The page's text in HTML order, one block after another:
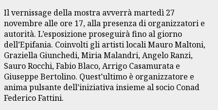
Il vernissage della mostra avverrà martedì 27
novembre alle ore 17, alla presenza di organizzatori e
autorità. L’esposizione proseguirà fino al giorno
dell’Epifania. Coinvolti gli artisti locali Mauro Maltoni,
Graziella Giunchedi, Miria Malandri, Angelo Ranzi,
Sauro Rocchi, Fabio Blaco, Arrigo Casamurata e
Giuseppe Bertolino. Quest’ultimo è organizzatore e
anima pulsante dell’iniziativa insieme al socio Conad
Federico Fattini.